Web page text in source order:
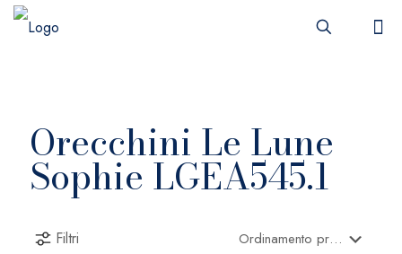
Orecchini Le Lune
Sophie LGEA545.1
Filtri